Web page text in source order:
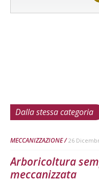
Dalla stessa categoria
MECCANIZZAZIONE 26
Arboricoltura
meccanizzata